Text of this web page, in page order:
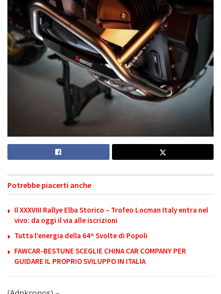
Potrebbe piacerti anche
Il XXXVIII Rallye Elba Storico – Trofeo Locman Italy entra nel
vivo: da oggi il via alle iscrizioni
Tutta l’energia della 64^ Svolte di Popoli
FAWCAR-BESTUNE SCEGLIE CHINA CAR COMPANY PER
GUIDARE IL PROPRIO SVILUPPO IN ITALIA